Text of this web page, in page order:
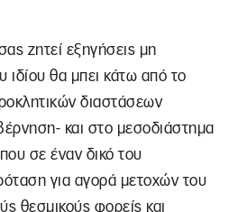
ζητεί εξηγήσεις μη
θα μπει κάτω από το
διαστάσεων
και στο μεσοδιάστημα
σε έναν δικό του
για αγορά μετοχών του
θεσμικούς φορείς και